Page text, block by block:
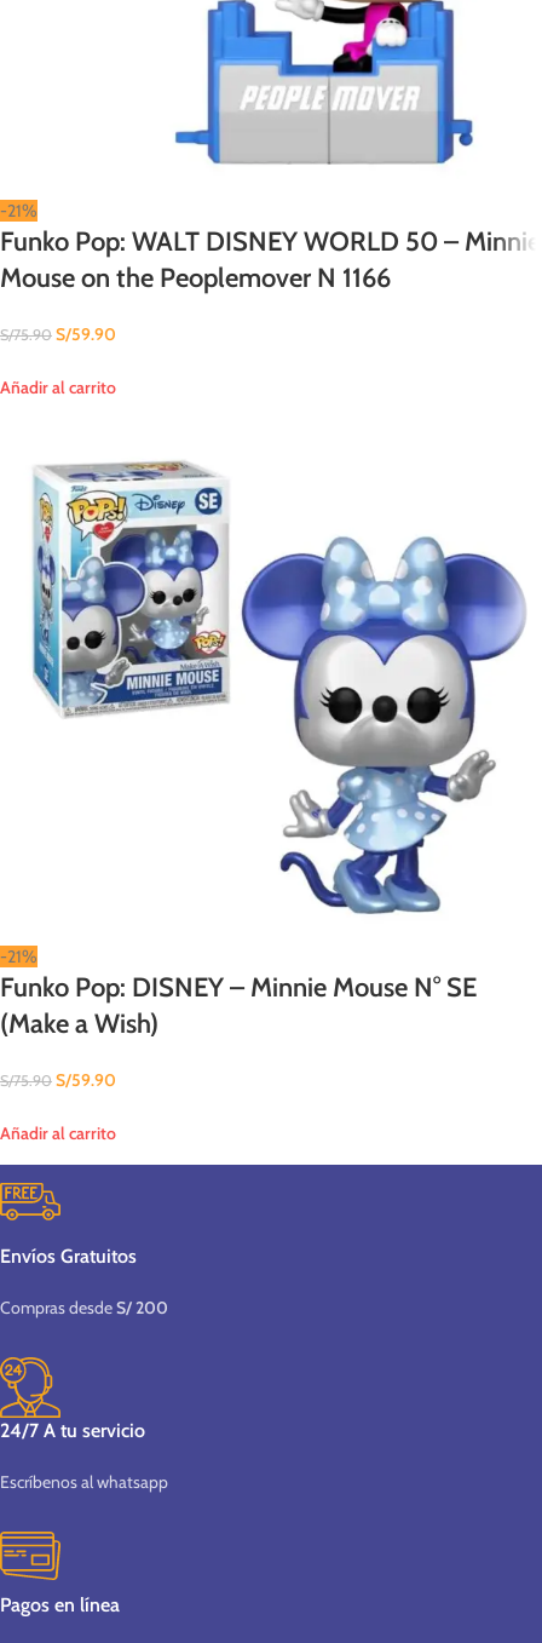
-21%
Funko Pop: WALT DISNEY WORLD 50 – Minnie
Mouse on the Peoplemover N 1166
S/75.90 S/59.90
Añadir al carrito
-21%
Funko Pop: DISNEY – Minnie Mouse N° SE
(Make a Wish)
S/75.90 S/59.90
Añadir al carrito
Envíos Gratuitos
Compras desdeS/ 200
24/7 A tu servicio
Escríbenos al whatsapp
Pagos en línea